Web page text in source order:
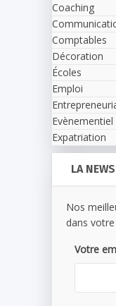
Coaching
Comptables
Décoration
Écoles
Emploi
Evènementiel
Expatriation
LA
Nos
dans
Votre